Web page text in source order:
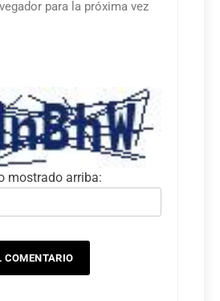
para la próxima vez
mostrado arriba: